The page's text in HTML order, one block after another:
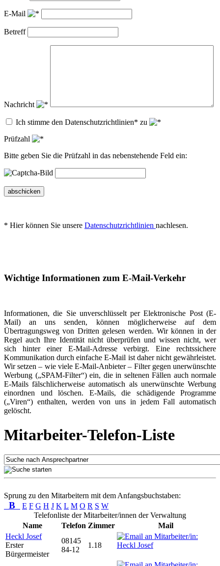
E-Mail
Betreff
Nachricht
Ich stimme den Datenschutzrichtlinien* zu
Prüfzahl
Bitte geben Sie die Prüfzahl in das nebenstehende Feld ein:
abschicken
* Hier können Sie unsere Datenschutzrichtlinien nachlesen.
Wichtige Informationen zum E-Mail-Verkehr
Informationen, die Sie unverschlüsselt per Elektronische Post (E-
Mail) an uns senden, können möglicherweise auf dem
Übertragungsweg von Dritten gelesen werden. Wir können in der
Regel auch Ihre Identität nicht überprüfen und wissen nicht, wer
sich hinter einer E-Mail-Adresse verbirgt. Eine rechtssichere
Kommunikation durch einfache E-Mail ist daher nicht gewährleistet.
Wir setzen – wie viele E-Mail-Anbieter – Filter gegen unerwünschte
Werbung („SPAM-Filter“) ein, die in seltenen Fällen auch normale
E-Mails fälschlicherweise automatisch als unerwünschte Werbung
einordnen und löschen. E-Mails, die schädigende Programme
(„Viren“) enthalten, werden von uns in jedem Fall automatisch
gelöscht.
Mitarbeiter-Telefon-Liste
Sprung zu den Mitarbeitern mit dem Anfangsbuchstaben:
B E F G H J K L M O R S W
Telefonliste der Mitarbeiter/innen der Verwaltung
Name
Telefon Zimmer
Mail
Heckl Josef
Erster
Bürgermeister
08145
84-12
1.18